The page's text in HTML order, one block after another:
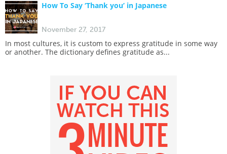
How To Say ‘Thank you’ in Japanese
November 27, 2017
In most cultures, it is custom to express gratitude in some way
or another. The dictionary defines gratitude as...